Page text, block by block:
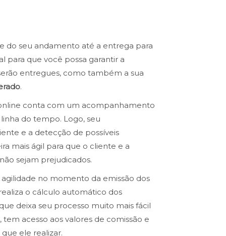
do seu andamento até a entrega para
para que você possa garantir a
entregues, como também a sua
.
online conta com um acompanhamento
do tempo. Logo, seu
e a detecção de possíveis
mais ágil para que o cliente e a
sejam prejudicados.
no momento da emissão dos
o cálculo automático dos
deixa seu processo muito mais fácil
acesso aos valores de comissão e
ele realizar.